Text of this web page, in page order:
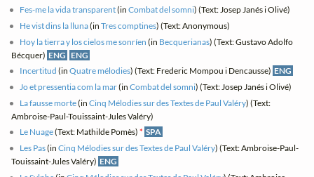
Fes-me la vida transparent(inCombat del somni) (Text: Josep Janés i Olivé)
He vist dins la lluna(inTres comptines) (Text: Anonymous)
Hoy la tierra y los cielos me sonríen (in Becquerianas) (Text: Gustavo Adolfo
Bécquer) ENG ENG
Incertitud (inQuatre mélodies) (Text: Frederic Mompou i Dencausse) ENG
Jo et pressentia com la mar(inCombat del somni) (Text: Josep Janés i Olivé)
La fausse morte(inCinq Mélodies sur des Textes de Paul Valéry) (Text:
Ambroise-Paul-Touissaint-Jules Valéry)
Le Nuage(Text: Mathilde Pomès)* SPA
Les Pas(inCinq Mélodies sur des Textes de Paul Valéry) (Text: Ambroise-Paul-
Touissaint-Jules Valéry) ENG